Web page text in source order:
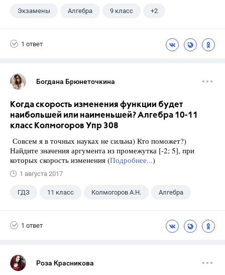
Экзамены Алгебра 9 класс +2
1 ответ
Богдана Брюнеточкина
Когда скорость изменения функции будет
наибольшей или наименьшей? Алгебра 10-11
класс Колмогоров Упр 308
Совсем я в точных науках не сильна) Кто поможет?)
Найдите значения аргумента из промежутка [-2; 5], при
которых скорость изменения (Подробнее...)
1 августа 2017
ГДЗ 11 класс Колмогоров А.Н. Алгебра
1 ответ
Роза Красникова